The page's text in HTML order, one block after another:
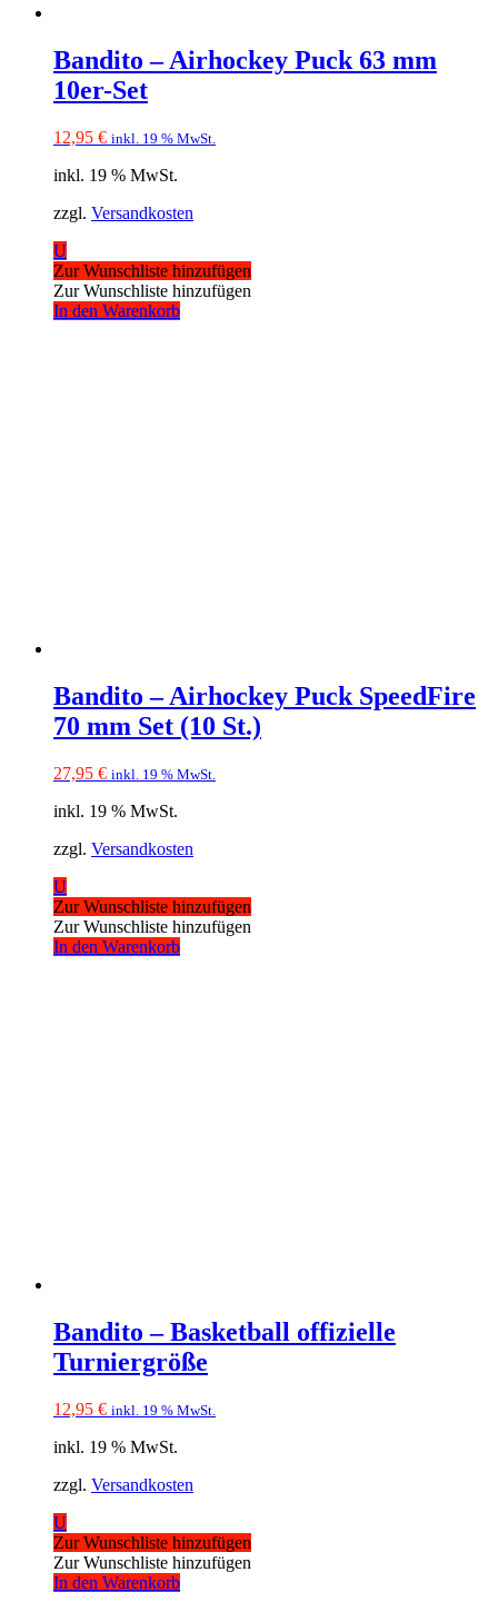
Bandito – Airhockey Puck 63 mm
10er-Set
12,95 € inkl. 19 % MwSt.
inkl. 19 % MwSt.
zzgl. Versandkosten
U
Zur Wunschliste hinzufügen
Zur Wunschliste hinzufügen
In den Warenkorb
Bandito – Airhockey Puck SpeedFire
70 mm Set (10 St.)
27,95 € inkl. 19 % MwSt.
inkl. 19 % MwSt.
zzgl. Versandkosten
U
Zur Wunschliste hinzufügen
Zur Wunschliste hinzufügen
In den Warenkorb
Bandito – Basketball offizielle
Turniergröße
12,95 € inkl. 19 % MwSt.
inkl. 19 % MwSt.
zzgl. Versandkosten
U
Zur Wunschliste hinzufügen
Zur Wunschliste hinzufügen
In den Warenkorb